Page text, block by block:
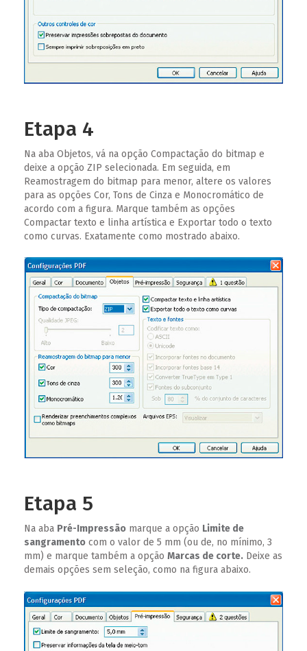
Etapa 4
Na aba Objetos, vá na opção Compactação do bitmap e
deixe a opção ZIP selecionada. Em seguida, em
Reamostragem do bitmap para menor, altere os valores
para as opções Cor, Tons de Cinza e Monocromático de
acordo com a figura. Marque também as opções
Compactar texto e linha artística e Exportar todo o texto
como curvas. Exatamente como mostrado abaixo.
Etapa 5
Na aba Pré-Impressão marque a opção Limite de
sangramento com o valor de 5 mm (ou de, no mínimo, 3
mm) e marque também a opção Marcas de corte. Deixe as
demais opções sem seleção, como na figura abaixo.